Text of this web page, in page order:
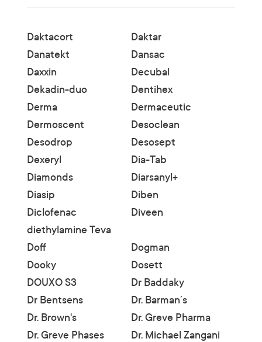
Daktacort
Daktar
Danatekt
Dansac
Daxxin
Decubal
Dekadin-duo
Dentihex
Derma
Dermaceutic
Dermoscent
Desoclean
Desodrop
Desosept
Dexeryl
Dia-Tab
Diamonds
Diarsanyl+
Diasip
Diben
Diclofenac
diethylamine Teva
Diveen
Doff
Dogman
Dooky
Dosett
DOUXO S3
Dr Baddaky
Dr Bentsens
Dr. Barman´s
Dr. Brown's
Dr. Greve Pharma
Dr. Greve Phases
Dr. Michael Zangani